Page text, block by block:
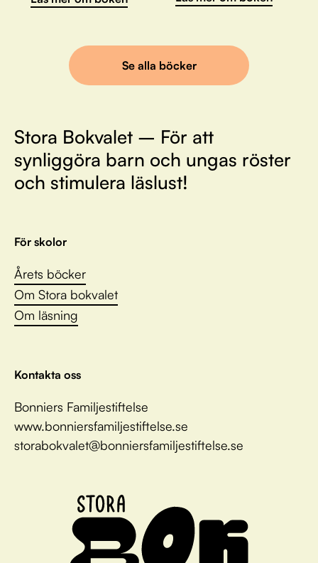
Se alla böcker
Stora Bokvalet – För att
synliggöra barn och ungas röster
och stimulera läslust!
För skolor
Årets böcker
Om Stora bokvalet
Om läsning
Kontakta oss
Bonniers Familjestiftelse
www.bonniersfamiljestiftelse.se
storabokvalet@bonniersfamiljestiftelse.se